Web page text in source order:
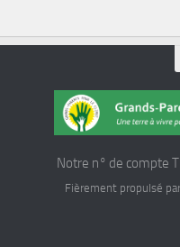
Notre n° de compte
Fièrement propulsé par